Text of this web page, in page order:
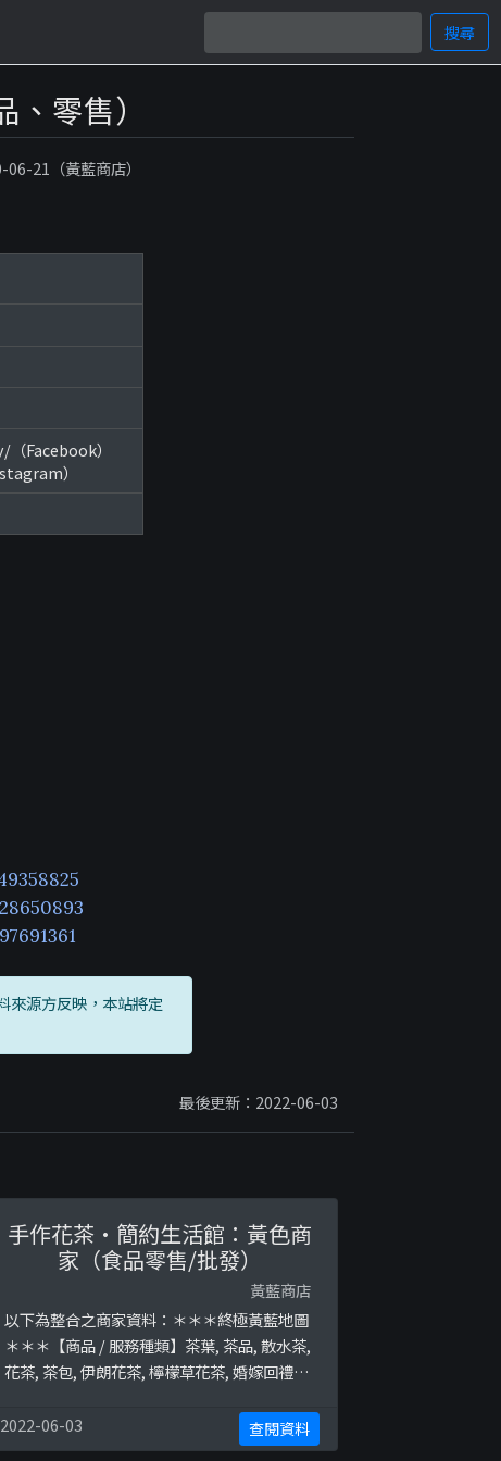
搜尋
零售）
06-21（黃藍商店）
Facebook）
）
來源方反映，本站將定
最後更新：2022-06-03
手作花茶·簡約生活館：黃色商
家（食品零售/批發）
黃藍商店
以下為整合之商家資料：＊＊＊終極黃藍地圖
＊＊＊【商品 / 服務種類】茶葉, 茶品, 散水茶,
花茶, 茶包, 伊朗花茶, 檸檬草花茶, 婚嫁回禮茶,
商店所持的立場表態給出具體原因。＊＊＊和
你查＊＊＊以下係商戶自行提供嘅簡介：最新
2022-06-03 查閱資料